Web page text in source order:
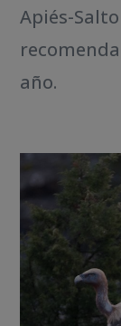
Apiés-
año.